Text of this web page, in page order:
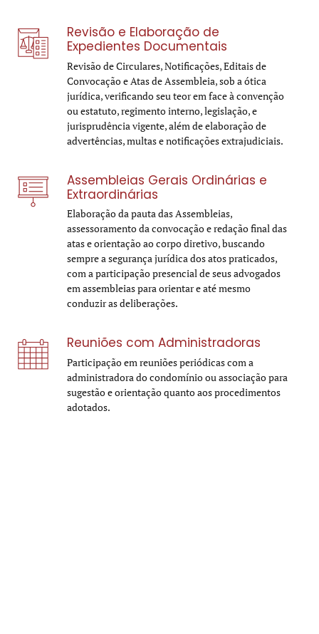
Revisão e Elaboração de
Expedientes Documentais
Revisão de Circulares, Notificações, Editais de
Convocação e Atas de Assembleia, sob a ótica
jurídica, verificando seu teor em face à convenção
ou estatuto, regimento interno, legislação, e
jurisprudência vigente, além de elaboração de
advertências, multas e notificações extrajudiciais.
Assembleias Gerais Ordinárias e
Extraordinárias
Elaboração da pauta das Assembleias,
assessoramento da convocação e redação final das
atas e orientação ao corpo diretivo, buscando
sempre a segurança jurídica dos atos praticados,
com a participação presencial de seus advogados
em assembleias para orientar e até mesmo
conduzir as deliberações.
Reuniões com Administradoras
Participação em reuniões periódicas com a
administradora do condomínio ou associação para
sugestão e orientação quanto aos procedimentos
adotados.